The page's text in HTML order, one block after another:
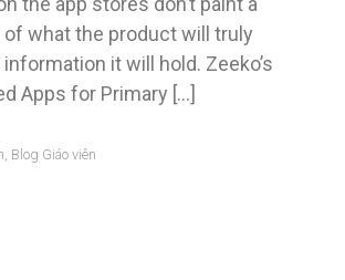
what the product will truly
it will hold. Zeeko’s
Apps for Primary […]
, Blog Giáo viên